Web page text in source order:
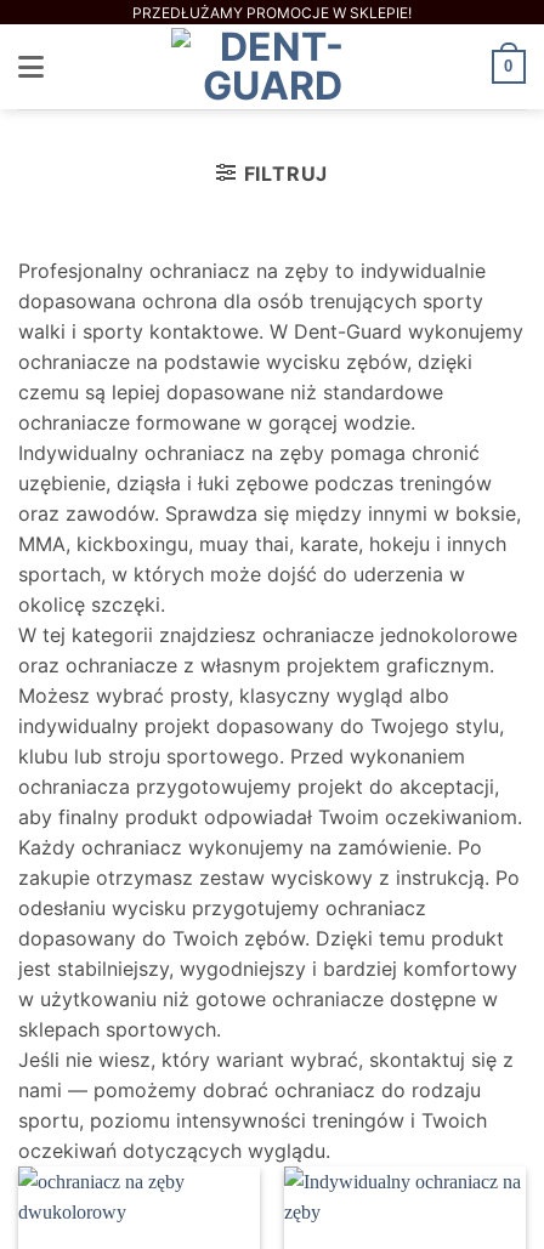
content
PRZEDŁUŻAMY PROMOCJE W SKLEPIE!
0
FILTRUJ
Profesjonalny ochraniacz na zęby to indywidualnie
dopasowana ochrona dla osób trenujących sporty
walki i sporty kontaktowe. W Dent-Guard wykonujemy
ochraniacze na podstawie wycisku zębów, dzięki
czemu są lepiej dopasowane niż standardowe
ochraniacze formowane w gorącej wodzie.
Indywidualny ochraniacz na zęby pomaga chronić
uzębienie, dziąsła i łuki zębowe podczas treningów
oraz zawodów. Sprawdza się między innymi w boksie,
MMA, kickboxingu, muay thai, karate, hokeju i innych
sportach, w których może dojść do uderzenia w
okolicę szczęki.
W tej kategorii znajdziesz ochraniacze jednokolorowe
oraz ochraniacze z własnym projektem graficznym.
Możesz wybrać prosty, klasyczny wygląd albo
indywidualny projekt dopasowany do Twojego stylu,
klubu lub stroju sportowego. Przed wykonaniem
ochraniacza przygotowujemy projekt do akceptacji,
aby finalny produkt odpowiadał Twoim oczekiwaniom.
Każdy ochraniacz wykonujemy na zamówienie. Po
zakupie otrzymasz zestaw wyciskowy z instrukcją. Po
odesłaniu wycisku przygotujemy ochraniacz
dopasowany do Twoich zębów. Dzięki temu produkt
jest stabilniejszy, wygodniejszy i bardziej komfortowy
w użytkowaniu niż gotowe ochraniacze dostępne w
sklepach sportowych.
Jeśli nie wiesz, który wariant wybrać, skontaktuj się z
nami — pomożemy dobrać ochraniacz do rodzaju
sportu, poziomu intensywności treningów i Twoich
oczekiwań dotyczących wyglądu.